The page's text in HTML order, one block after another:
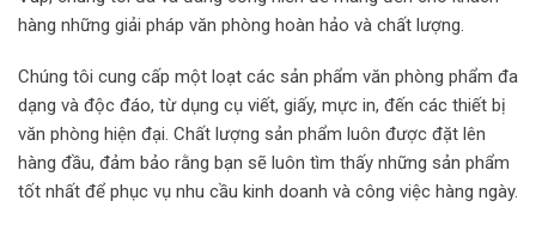
hàng những giải pháp văn phòng hoàn hảo và chất lượng.
Chúng tôi cung cấp một loạt các sản phẩm văn phòng phẩm đa
dạng và độc đáo, từ dụng cụ viết, giấy, mực in, đến các thiết bị
văn phòng hiện đại. Chất lượng sản phẩm luôn được đặt lên
hàng đầu, đảm bảo rằng bạn sẽ luôn tìm thấy những sản phẩm
tốt nhất để phục vụ nhu cầu kinh doanh và công việc hàng ngày.